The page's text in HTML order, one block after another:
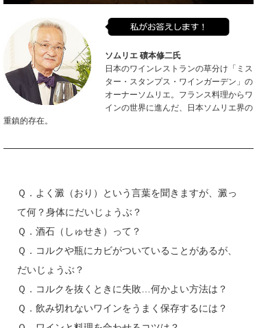
ソムリエ 磧本修二氏
日本のワインレストランの草分け「ミス
ター・スタンプス・ワインガーデン」の
オーナーソムリエ。フランス料理からワ
インの世界に進んだ、日本ソムリエ界の
重鎮的存在。
Ｑ．よく澱（おり）という言葉を聞きますが、澱っ
て何？身体にだいじょうぶ？
Ｑ．酒石（しゅせき）って？
Ｑ．コルクや瓶にカビがついていることがあるが、
だいじょうぶ？
Ｑ．コルクを抜くときに失敗…何かよい方法は？
Ｑ．飲み切れないワインをうまく保存するには？